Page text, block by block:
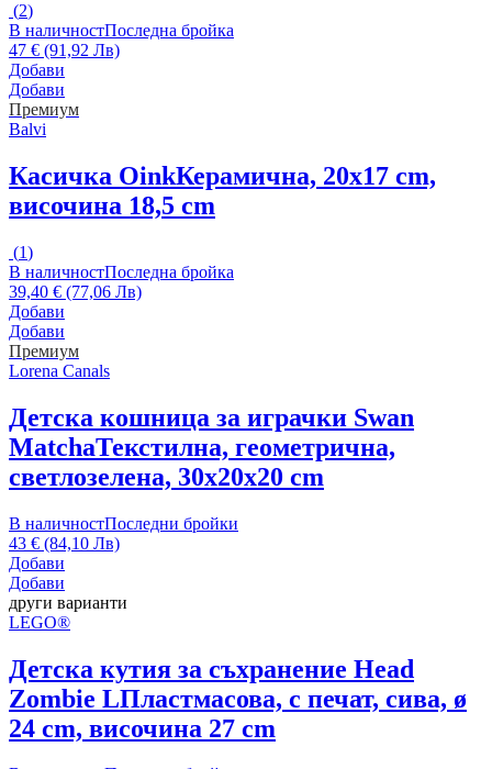
(2)
В наличностПоследна бройка
47 € (91,92 Лв)
Добави
Добави
Премиум
Balvi
Касичка OinkКерамична, 20x17 cm,
височина 18,5 cm
(1)
В наличностПоследна бройка
39,40 € (77,06 Лв)
Добави
Добави
Премиум
Lorena Canals
Детска кошница за играчки Swan
MatchaТекстилна, геометрична,
светлозелена, 30x20x20 cm
В наличностПоследни бройки
43 € (84,10 Лв)
Добави
Добави
други варианти
LEGO®
Детска кутия за съхранение Head
Zombie LПластмасова, с печат, сива, ø
24 cm, височина 27 cm